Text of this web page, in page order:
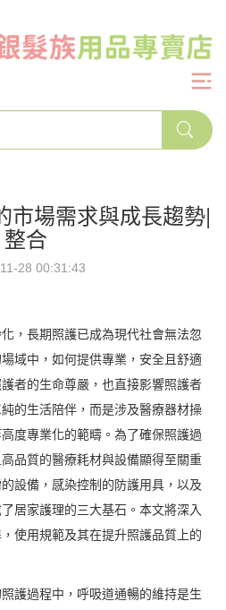
市場需求與成長趨勢|
整合
28 00:31:43
，長期照護已成為現代社會無法忽
域中，如何提供專業，安全且舒適
者的生命尊嚴，也直接影響照護者
的生活陪伴，而是涉及醫療器材操
度專業化的範疇。為了確保照護過
品質的醫療耗材與設備顯得至關重
設備，感染控制的防護用具，以及
居家護理的三大基石。本文將深入
使用規範及其在提升照護品質上的
護過程中，呼吸道通暢的維持是生